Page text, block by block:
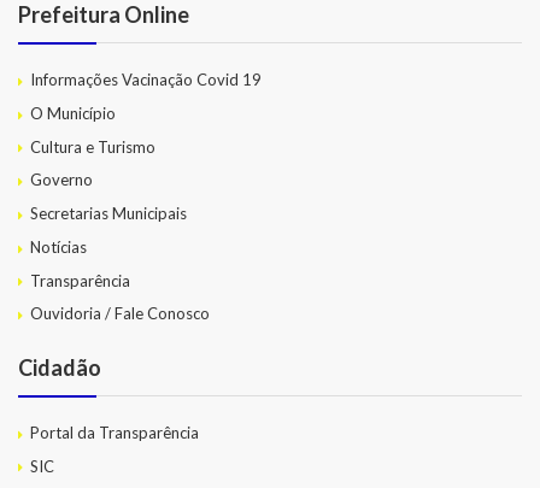
Prefeitura Online
Informações Vacinação Covid 19
O Município
Cultura e Turismo
Governo
Secretarias Municipais
Notícias
Transparência
Ouvidoria / Fale Conosco
Cidadão
Portal da Transparência
SIC